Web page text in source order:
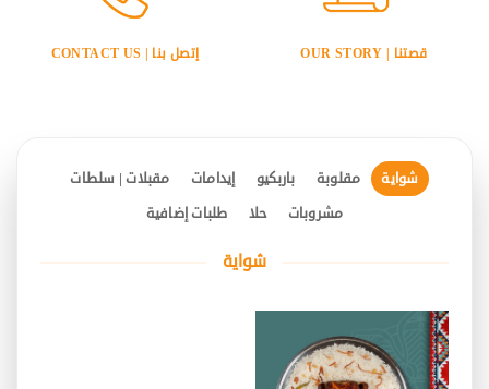
قصتنا | OUR STORY إتصل بنا | CONTACT US
شواية مقلوبة باربكيو إيدامات
مقبلات | سلطات
مشروبات
حلا طلبات إضافية
شواية